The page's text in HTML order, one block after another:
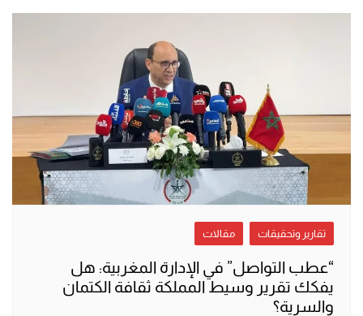
تقارير وتحقيقات مقالات
“عطب التواصل” في الإدارة المغربية: هل
يفكك تقرير وسيط المملكة ثقافة الكتمان
والسرية؟